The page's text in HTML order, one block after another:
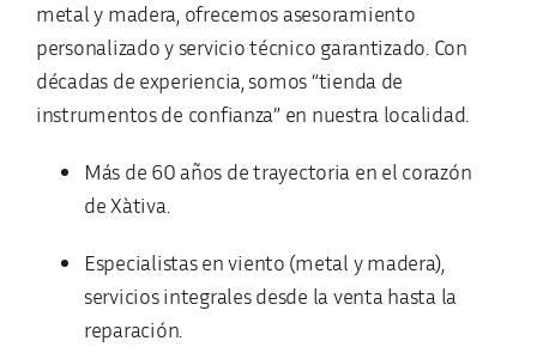
metal y madera, ofrecemos asesoramiento
personalizado y servicio técnico garantizado. Con
décadas de experiencia, somos “tienda de
instrumentos de confianza” en nuestra localidad.
Más de 60 años de trayectoria en el corazón
de Xàtiva.
Especialistas en viento (metal y madera),
servicios integrales desde la venta hasta la
reparación.